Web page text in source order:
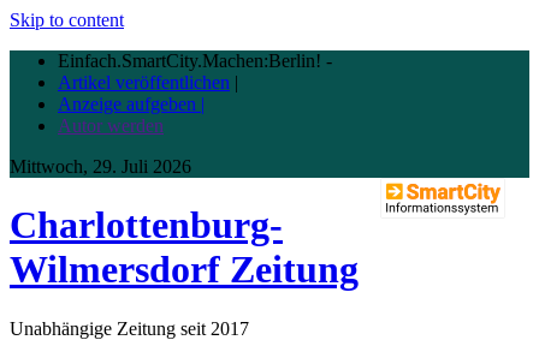
Skip to content
Einfach.SmartCity.Machen:Berlin! -
Artikel veröffentlichen |
Anzeige aufgeben |
Autor werden
Mittwoch, 29. Juli 2026
Charlottenburg-
Wilmersdorf Zeitung
Unabhängige Zeitung seit 2017